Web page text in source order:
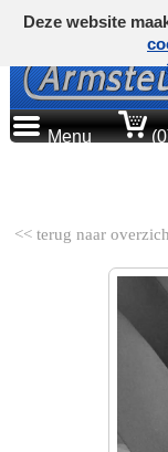
Menu
<< terug naar
Deze website